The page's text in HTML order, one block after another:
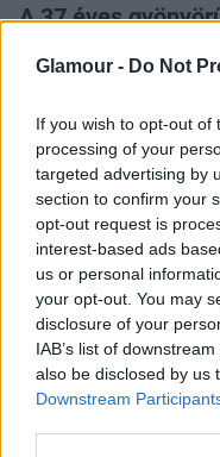
Glamour - Do Not
If you wish to opt-out of
processing of your
targeted advertising by
section to confirm your
opt-out request is
interest-based ads
us or personal
your opt-out. You may
disclosure of your
IAB’s list of
also be disclosed by us
Downstream
A 37 éves
olyan
fiatalkorában,
modellként. A
Met nyitójára
érkezett: egy
választott az
által készített
ha ez nem lenne
előtt, akkor
vetették be
Szerinted egy
Kruger